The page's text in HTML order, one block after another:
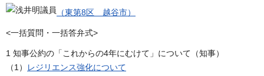
（東第8区 越谷市）
<一括質問・一括答弁式>
1 知事公約の「これからの4年にむけて」について（知事）
（1）
レジリエンス強化について